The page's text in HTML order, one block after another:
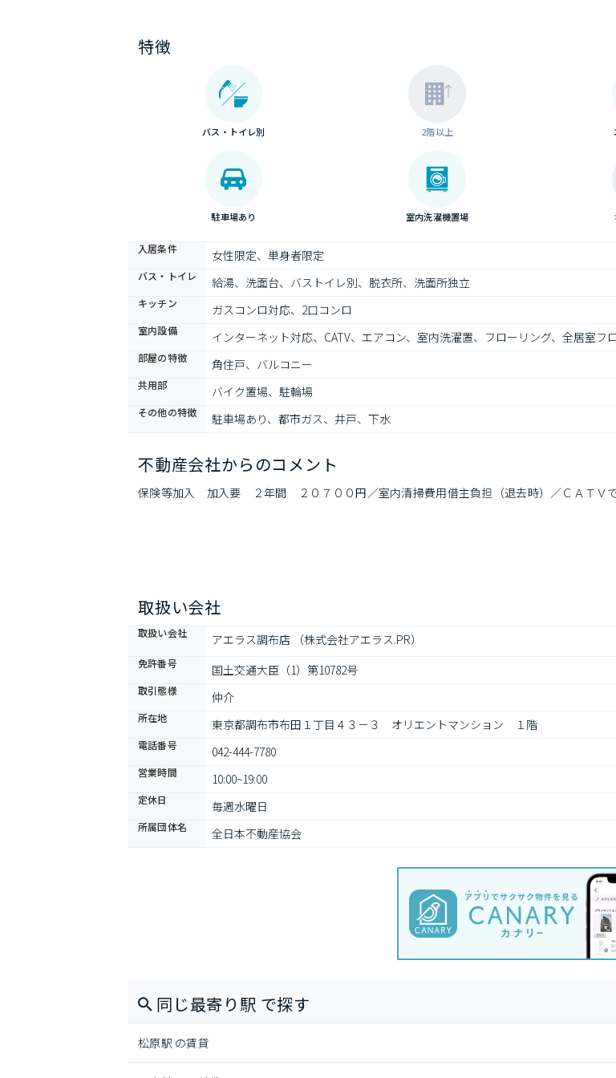
特徴
バス・トイレ別 2階以上
駐車場あり 室内洗濯機置場
入居条件 女性限定、単身者限定
バス・トイレ 給湯、洗面台、バストイレ別、脱衣所、洗面所独立
キッチン ガスコンロ対応、2口コンロ
室内設備 インターネット対応、CATV、エアコン、室内洗濯置、フローリング、全居室フ
部屋の特徴 角住戸、バルコニー
共用部 バイク置場、駐輪場
その他の特徴 駐車場あり、都市ガス、井戸、下水
不動産会社からのコメント
保険等加入　加入要　２年間　２０７００円／室内清掃費用借主負担（退去時）／ＣＡＴＶ
取扱い会社
取扱い会社 アエラス調布店 （株式会社アエラス.PR）
免許番号 国土交通大臣（1）第10782号
取引態様 仲介
所在地 東京都調布市布田１丁目４３－３　オリエントマンション　１階
電話番号 042-444-7780
営業時間 10:00~19:00
定休日 毎週水曜日
所属団体名 全日本不動産協会
同じ最寄り駅 で探す
松原駅 の賃貸